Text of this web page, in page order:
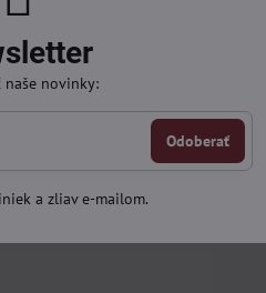
naše novinky:
Odoberať
a zliav e-mailom.